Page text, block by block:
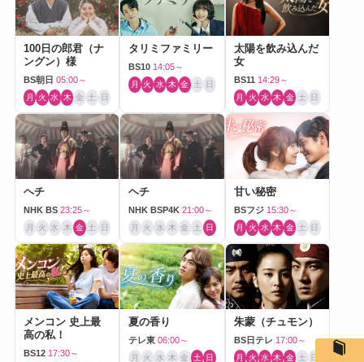
100日の郎君（ナ
ングン）様
BS朝日 05:00～
月 火 水 木 金 土 日
タリミファミリー
BS10 14:05～
月 火 水 木 金 土 日
太陽を飲み込んだ
女
BS11 14:29～
月 火 水 木 金 土 日
ヘチ
NHK BS 23:25～
月 火 水 木 金 土 日
ヘチ
NHK BSP4K 21:00～
月 火 水 木 金 土 日
甘い秘密
BSフジ 15:30～
月 火 水 木 金 土 日
メンコン 史上最
高の私！
BS12 17:30～
夏の香り
テレ東 06:00～
月 火 水 木 金 土 日
朱蒙（チュモン）
BS日テレ 17:00～
月 火 水 木 金 土 日